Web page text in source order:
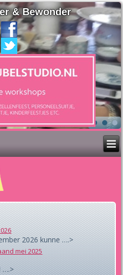
& Bewonder
2026 kunne ….>
mei 2025
….>